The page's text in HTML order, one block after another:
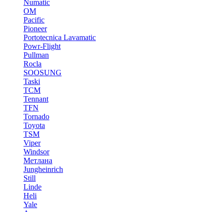
Numatic
OM
Pacific
Pioneer
Portotecnica Lavamatic
Powr-Flight
Pullman
Rocla
SOOSUNG
Taski
TCM
Tennant
TFN
Tornado
Toyota
TSM
Viper
Windsor
Метлана
Jungheinrich
Still
Linde
Heli
Yale